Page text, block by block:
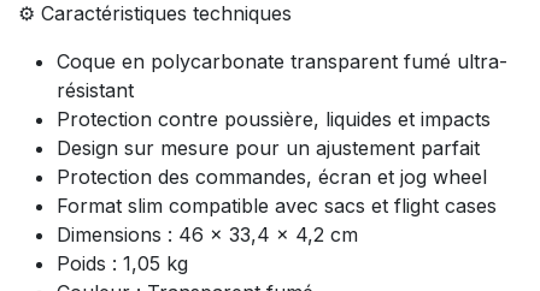
⚙️ Caractéristiques techniques
Coque en polycarbonate transparent fumé ultra-
résistant
Protection contre poussière, liquides et impacts
Design sur mesure pour un ajustement parfait
Protection des commandes, écran et jog wheel
Format slim compatible avec sacs et flight cases
Dimensions : 46 x 33,4 x 4,2 cm
Poids : 1,05 kg